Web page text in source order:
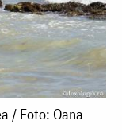
/ Foto: Oana